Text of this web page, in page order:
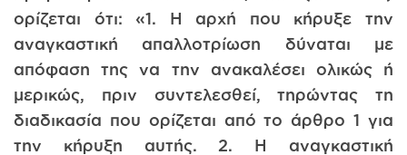
ορίζεται ότι: «1. Η αρχή που κήρυξε την
αναγκαστική απαλλοτρίωση δύναται με
απόφαση της να την ανακαλέσει ολικώς ή
μερικώς, πριν συντελεσθεί, τηρώντας τη
διαδικασία που ορίζεται από το άρθρο 1 για
την κήρυξη αυτής. 2. Η αναγκαστική